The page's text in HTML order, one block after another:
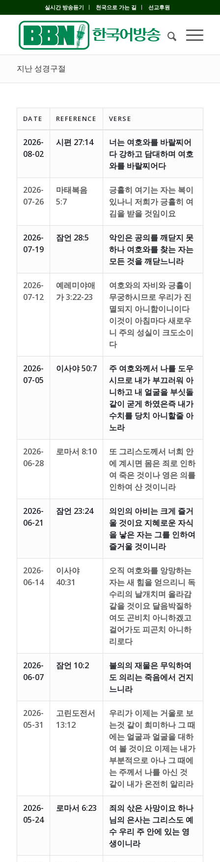
실시간 방송듣기 천국으로 가는 길 선교후원
지난 성경구절
DATE REFERENCE VERSE
2026-
08-02
시편 27:14
너는 여호와를 바랄찌어
다 강하고 담대하며 여호
와를 바랄찌어다
2026-
07-26
마태복음
5:7
긍휼히 여기는 자는 복이
있나니 저희가 긍휼히 여
김을 받을 것임이요
2026-
07-19
잠언 28:5
악인은 공의를 깨닫지 못
하나 여호와를 찾는 자는
모든 것을 깨닫느니라
2026-
07-12
예레미야애
가 3:22-23
여호와의 자비와 긍휼이
무궁하시므로 우리가 진
멸되지 아니함이니이다
이것이 아침마다 새로우
니 주의 성실이 크도소이
다
2026-
07-05
이사야 50:7
주 여호와께서 나를 도우
시므로 내가 부끄러워 아
니하고 내 얼굴을 부싯돌
같이 굳게 하였은즉 내가
수치를 당치 아니할줄 아
노라
2026-
06-28
로마서 8:10
또 그리스도께서 너희 안
에 계시면 몸은 죄로 인하
여 죽은 것이나 영은 의를
인하여 산 것이니라
2026-
06-21
잠언 23:24
의인의 아비는 크게 즐거
울 것이요 지혜로운 자식
을 낳은 자는 그를 인하여
즐거울 것이니라
2026-
06-14
이사야
40:31
오직 여호와를 앙망하는
자는 새 힘을 얻으리니 독
수리의 날개치며 올라감
같을 것이요 달음박질하
여도 곤비치 아니하겠고
걸어가도 피곤치 아니하
리로다
2026-
06-07
잠언 10:2
불의의 재물은 무익하여
도 의리는 죽음에서 건지
느니라
2026-
05-31
고린도전서
13:12
우리가 이제는 거울로 보
는것 같이 희미하나 그 때
에는 얼굴과 얼굴을 대하
여 볼 것이요 이제는 내가
부분적으로 아나 그 때에
는 주께서 나를 아신 것
같이 내가 온전히 알리라
2026-
05-24
로마서 6:23
죄의 삯은 사망이요 하나
님의 은사는 그리스도 예
수 우리 주 안에 있는 영
생이니라